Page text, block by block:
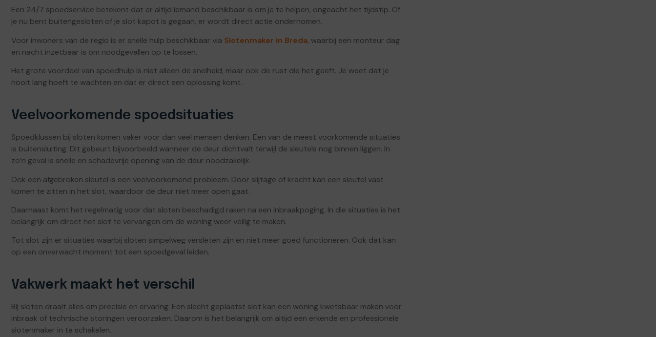
Een 24/7 spoedservice betekent dat er altijd iemand beschikbaar is om je te helpen, ongeacht het tijdstip. Of
je nu bent buitengesloten of je slot kapot is gegaan, er wordt direct actie ondernomen.
Voor inwoners van de regio is er snelle hulp beschikbaar via Slotenmaker in Breda, waarbij een monteur dag
en nacht inzetbaar is om noodgevallen op te lossen.
Het grote voordeel van spoedhulp is niet alleen de snelheid, maar ook de rust die het geeft. Je weet dat je
nooit lang hoeft te wachten en dat er direct een oplossing komt.
Veelvoorkomende spoedsituaties
Spoedklussen bij sloten komen vaker voor dan veel mensen denken. Een van de meest voorkomende situaties
is buitensluiting. Dit gebeurt bijvoorbeeld wanneer de deur dichtvalt terwijl de sleutels nog binnen liggen. In
zo’n geval is snelle en schadevrije opening van de deur noodzakelijk.
Ook een afgebroken sleutel is een veelvoorkomend probleem. Door slijtage of kracht kan een sleutel vast
komen te zitten in het slot, waardoor de deur niet meer open gaat.
Daarnaast komt het regelmatig voor dat sloten beschadigd raken na een inbraakpoging. In die situaties is het
belangrijk om direct het slot te vervangen om de woning weer veilig te maken.
Tot slot zijn er situaties waarbij sloten simpelweg versleten zijn en niet meer goed functioneren. Ook dat kan
op een onverwacht moment tot een spoedgeval leiden.
Vakwerk maakt het verschil
Bij sloten draait alles om precisie en ervaring. Een slecht geplaatst slot kan een woning kwetsbaar maken voor
inbraak of technische storingen veroorzaken. Daarom is het belangrijk om altijd een erkende en professionele
slotenmaker in te schakelen.